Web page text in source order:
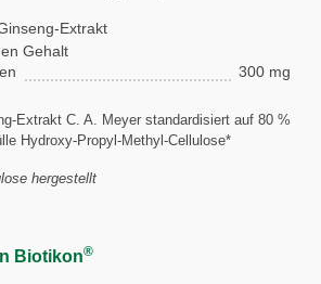
Extrakt
Gehalt
300 mg
Extrakt C. A. Meyer standardisiert auf 80 %
Hydroxy-Propyl-Methyl-Cellulose*
hergestellt
Biotikon®